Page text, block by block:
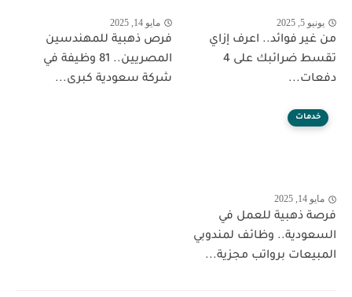
يونيو 5, 2025
من غير فوائد.. اعرف إزاي
تقسط ضرائبك على 4
دفعات...
مايو 14, 2025
فرص ذهبية للمهندسين
المصريين.. 81 وظيفة في
شركة سعودية كبرى...
خدمات
مايو 14, 2025
فرصة ذهبية للعمل في
السعودية.. وظائف لمندوبي
المبيعات برواتب مجزية...